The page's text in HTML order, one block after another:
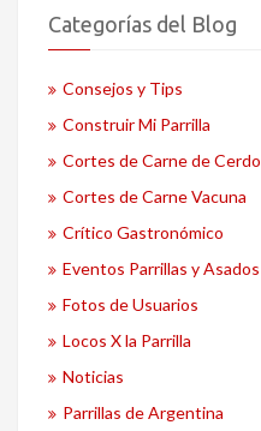
Categorías del Blog
Consejos y Tips
Construir Mi Parrilla
Cortes de Carne de Cerdo
Cortes de Carne Vacuna
Crítico Gastronómico
Eventos Parrillas y Asados
Fotos de Usuarios
Locos X la Parrilla
Noticias
Parrillas de Argentina